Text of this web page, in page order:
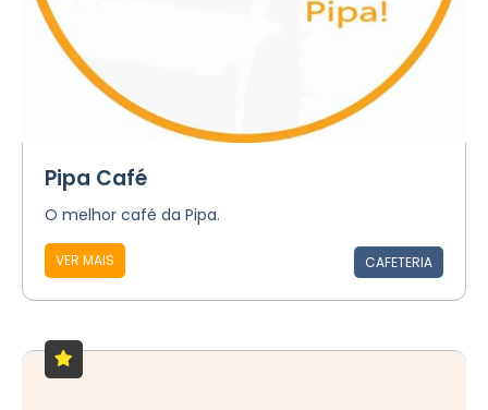
Pipa Café
O melhor café da Pipa.
VER MAIS CAFETERIA